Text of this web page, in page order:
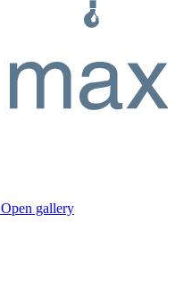
Open gallery